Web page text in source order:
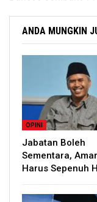
ANDA MUNGKIN
OPINI
Jabatan Boleh
Sementara,
Harus Sepenuh